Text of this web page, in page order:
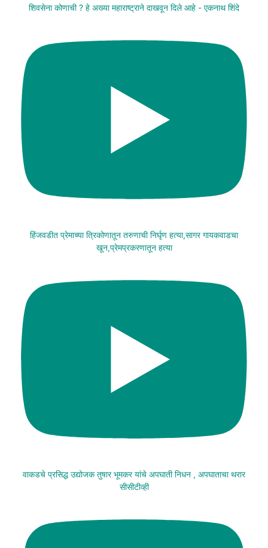
शिवसेना कोणाची ? हे अख्या महाराष्ट्राने दाखवून दिले आहे - एकनाथ शिंदे
हिंजवडीत प्रेमाच्या त्रिकोणातून तरुणाची निर्घृण हत्या,सागर गायकवाडचा
खून,प्रेमप्रकरणातून हत्या
वाकडचे प्रसिद्ध उद्योजक तुषार भूमकर यांचे अपघाती निधन , अपघाताचा थरार
सीसीटीव्ही